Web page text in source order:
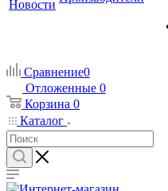
Новости
Сравнение0
Отложенные 0
Корзина 0
Каталог